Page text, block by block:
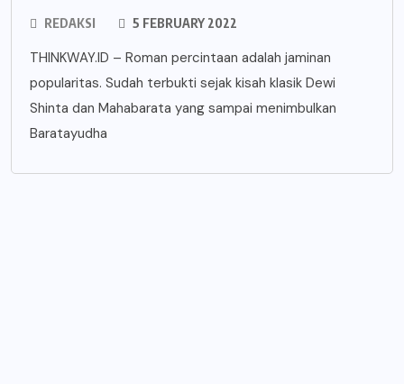
REDAKSI 5 FEBRUARY 2022
THINKWAY.ID – Roman percintaan adalah jaminan
popularitas. Sudah terbukti sejak kisah klasik Dewi
Shinta dan Mahabarata yang sampai menimbulkan
Baratayudha